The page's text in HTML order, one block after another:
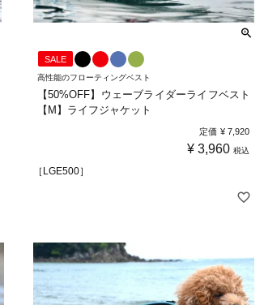
SALE
高性能のフローティングベスト
【50%OFF】ウェーブライダーライフベスト
【M】ライフジャケット
定価 ¥ 7,920
¥ 3,960 税込
［LGE500］